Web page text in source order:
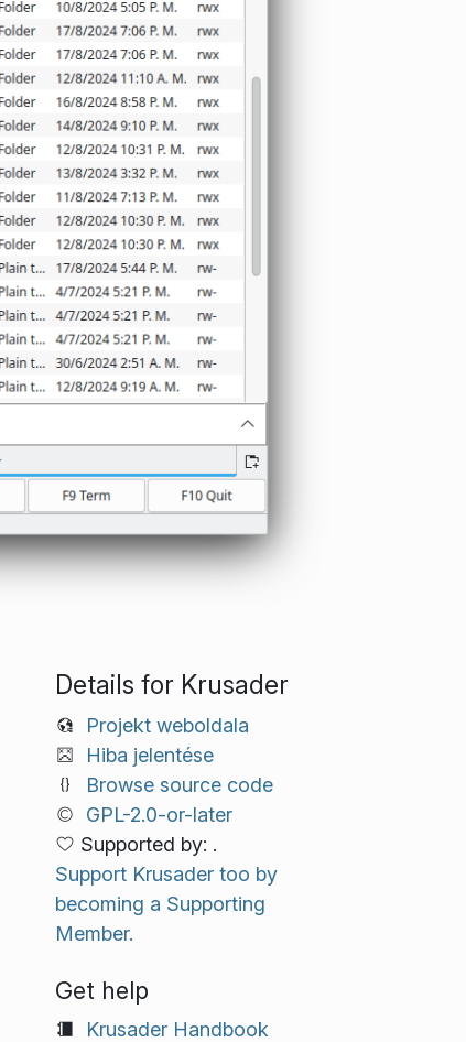
Details for Krusader
Projekt weboldala
Hiba jelentése
Browse source code
GPL-2.0-or-later
Supported by: .
Support Krusader too by
becoming a Supporting
Member.
Get help
Krusader Handbook